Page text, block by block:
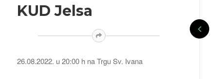
KUD Jelsa
26.08.2022. u 20:00 h na Trgu Sv. Ivana